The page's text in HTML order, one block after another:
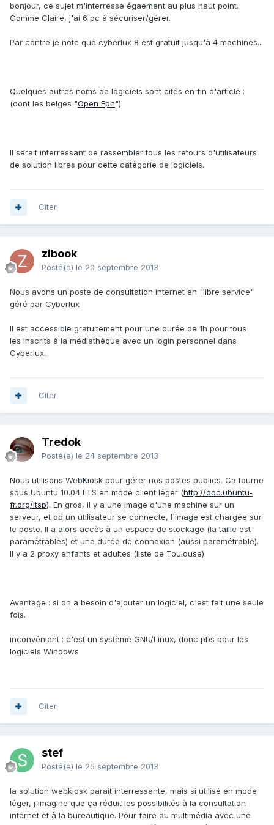
bonjour, ce sujet m'interresse égaement au plus haut point.
Comme Claire, j'ai 6 pc à sécuriser/gérer.
Par contre je note que cyberlux 8 est gratuit jusqu'à 4 machines...
Quelques autres noms de logiciels sont cités en fin d'article :
(dont les belges "Open Epn")
Il serait interressant de rassembler tous les retours d'utilisateurs
de solution libres pour cette catégorie de logiciels.
Citer
zibook
Posté(e) le 20 septembre 2013
Nous avons un poste de consultation internet en "libre service"
géré par Cyberlux
Il est accessible gratuitement pour une durée de 1h pour tous
les inscrits à la médiathèque avec un login personnel dans
Cyberlux.
Citer
Tredok
Posté(e) le 24 septembre 2013
Nous utilisons WebKiosk pour gérer nos postes publics. Ca tourne
sous Ubuntu 10.04 LTS en mode client léger (http://doc.ubuntu-
fr.org/ltsp). En gros, il y a une image d'une machine sur un
serveur, et qd un utilisateur se connecte, l'image est chargée sur
le poste. Il a alors accès à un espace de stockage (la taille est
paramétrables) et une durée de connexion (aussi paramétrable).
Il y a 2 proxy enfants et adultes (liste de Toulouse).
Avantage : si on a besoin d'ajouter un logiciel, c'est fait une seule
fois.
inconvénient : c'est un système GNU/Linux, donc pbs pour les
logiciels Windows
Citer
stef
Posté(e) le 25 septembre 2013
la solution webkiosk parait interressante, mais si utilisé en mode
léger, j'imagine que ça réduit les possibilités à la consultation
internet et à la bureautique. Pour faire du multimédia avec une